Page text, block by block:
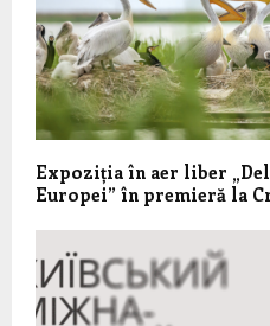
Expoziția în aer liber
Europei” în premieră la